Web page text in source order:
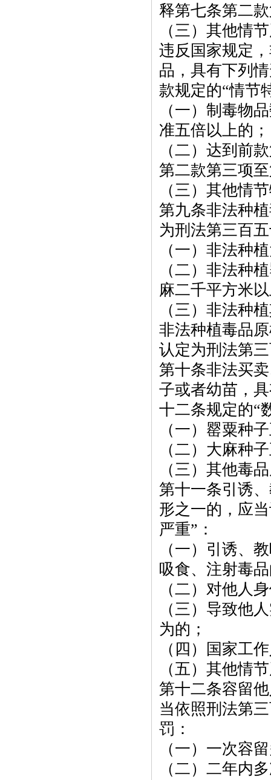
释第七条第二
（三）其他情
违反国家规定
品，具有下列
款规定的“情节
（一）制毒物
准五倍以上的；
（二）达到前
第二款第三项
（三）其他情
第九条非法种
为刑法第三百
（一）非法种
（二）非法种
麻二千平方米
（三）非法种
非法种植毒品
认定为刑法第
第十条非法买
子或者幼苗，
十二条规定的“
（一）罂粟种
（二）大麻种
（三）其他毒
第十一条引诱
形之一的，应
严重”：
（一）引诱、
吸食、注射毒
（二）对他人
（三）导致他
为的；
（四）国家工
（五）其他情
第十二条容留
当依照刑法第
罚：
（一）一次容
（二）二年内